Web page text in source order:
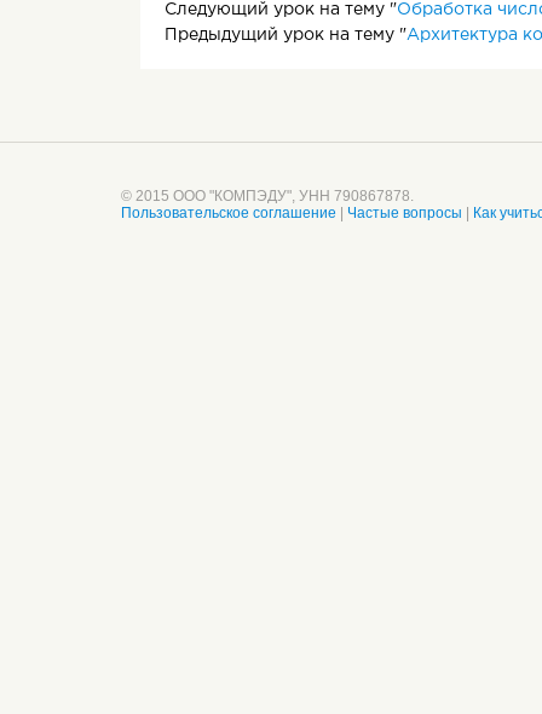
Следующий урок на тему "Обработка
Предыдущий урок на тему "Архитектура
© 2015 ООО "КОМПЭДУ", УНН 790867878.
Пользовательское соглашение | Частые вопросы | Как